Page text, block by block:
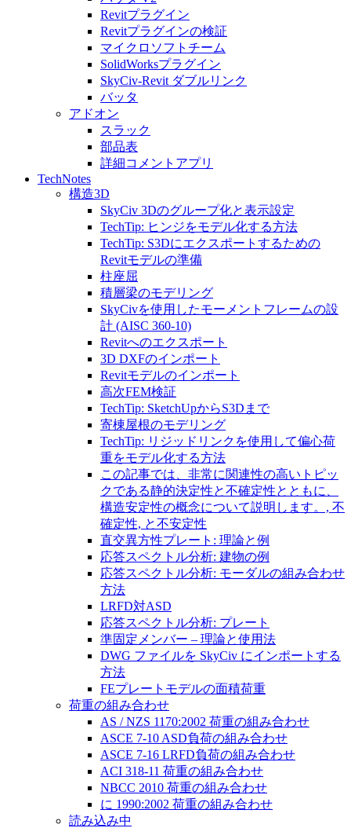
Revitプラグイン
Revitプラグインの検証
マイクロソフトチーム
SolidWorksプラグイン
SkyCiv-Revit ダブルリンク
バッタ
アドオン
スラック
部品表
詳細コメントアプリ
TechNotes
構造3D
SkyCiv 3Dのグループ化と表示設定
TechTip: ヒンジをモデル化する方法
TechTip: S3Dにエクスポートするための
Revitモデルの準備
柱座屈
積層梁のモデリング
SkyCivを使用したモーメントフレームの設
計 (AISC 360-10)
Revitへのエクスポート
3D DXFのインポート
Revitモデルのインポート
高次FEM検証
TechTip: SketchUpからS3Dまで
寄棟屋根のモデリング
TechTip: リジッドリンクを使用して偏心荷
重をモデル化する方法
この記事では、非常に関連性の高いトピッ
クである静的決定性と不確定性とともに、
構造安定性の概念について説明します。, 不
確定性, と不安定性
直交異方性プレート: 理論と例
応答スペクトル分析: 建物の例
応答スペクトル分析: モーダルの組み合わせ
方法
LRFD対ASD
応答スペクトル分析: プレート
準固定メンバー – 理論と使用法
DWG ファイルを SkyCiv にインポートする
方法
FEプレートモデルの面積荷重
荷重の組み合わせ
AS / NZS 1170:2002 荷重の組み合わせ
ASCE 7-10 ASD負荷の組み合わせ
ASCE 7-16 LRFD負荷の組み合わせ
ACI 318-11 荷重の組み合わせ
NBCC 2010 荷重の組み合わせ
に 1990:2002 荷重の組み合わせ
読み込み中